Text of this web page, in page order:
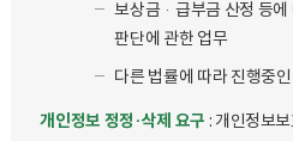
보상금·급부금 산정 등에
판단에 관한 업무
다른 법률에 따라 진행중
개인정보 정정·삭제 요구 : 개인정보